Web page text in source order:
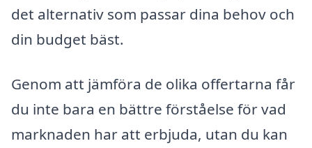
det alternativ som passar dina behov och
din budget bäst.
Genom att jämföra de olika offertarna får
du inte bara en bättre förståelse för vad
marknaden har att erbjuda, utan du kan